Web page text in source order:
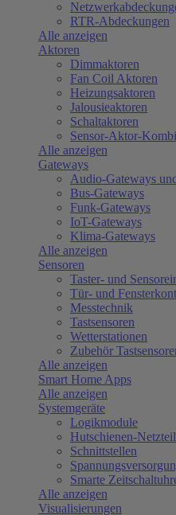
RTR-Abdeckungen
Alle anzeigen
Aktoren
Dimmaktoren
Fan Coil Aktoren
Heizungsaktoren
Jalousieaktoren
Schaltaktoren
Sensor-Aktor-
Alle anzeigen
Gateways
Audio-Gateways
Bus-Gateways
Funk-Gateways
IoT-Gateways
Klima-Gateways
Alle anzeigen
Sensoren
Taster- und
Tür- und
Messtechnik
Tastsensoren
Wetterstationen
Zubehör
Alle anzeigen
Smart Home Apps
Alle anzeigen
Systemgeräte
Logikmodule
Hutschienen-
Schnittstellen
Smarte
Alle anzeigen
Visualisierungen